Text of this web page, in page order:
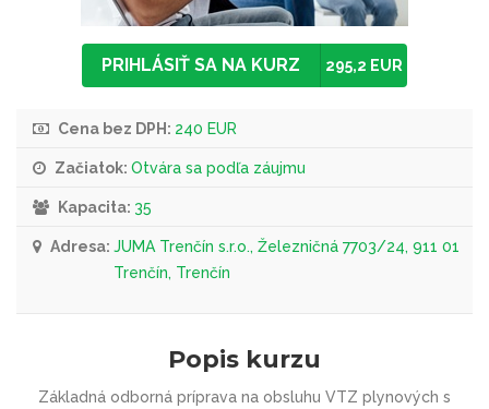
PRIHLÁSIŤ SA NA KURZ 295,2 EUR
Cena bez DPH: 240 EUR
Začiatok: Otvára sa podľa záujmu
Kapacita: 35
Adresa: JUMA Trenčín s.r.o., Železničná 7703/24, 911 01
Trenčín, Trenčín
Popis kurzu
Základná odborná príprava na obsluhu VTZ plynových s